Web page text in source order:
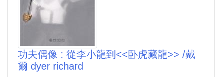
功夫偶像 : 從李小龍到<<卧虎藏龍>> /戴
爾 dyer richard